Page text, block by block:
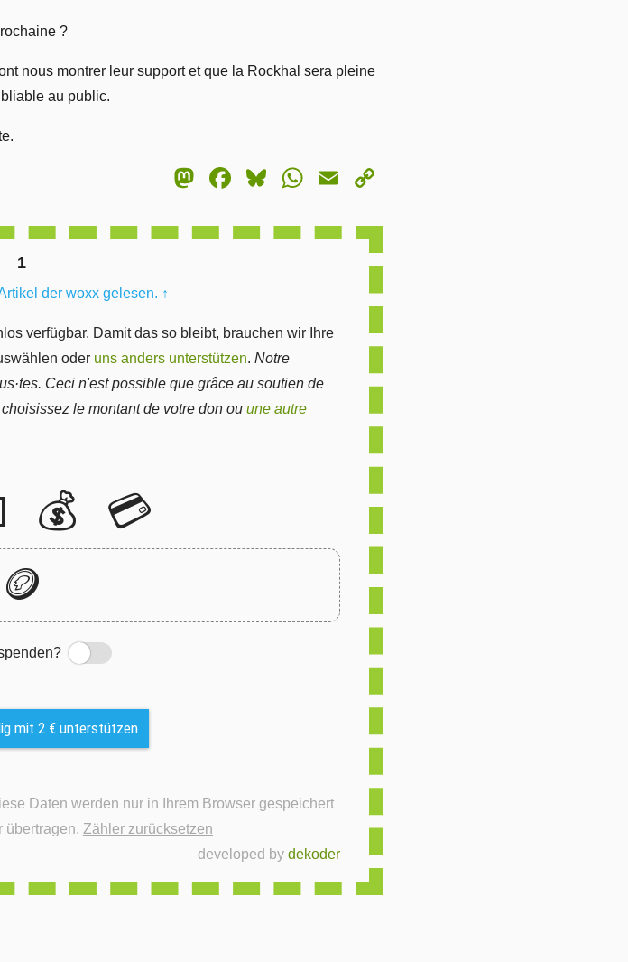
?
nous montrer leur support et que la Rockhal sera pleine
au public.
Mastodon
Facebook
Bluesky
WhatsApp
Email
1
der woxx gelesen. ↑
verfügbar. Damit das so bleibt, brauchen wir Ihre
oder uns anders unterstützen. Notre
Ceci n'est possible que grâce au soutien de
le montant de votre don ou une autre
💰
💳
🪙
Switch
mit 2 € unterstützen
übertragen. Zähler zurücksetzen
developed by dekoder